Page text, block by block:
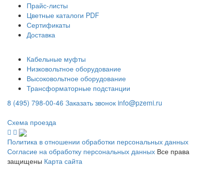
Прайс-листы
Цветные каталоги PDF
Сертификаты
Доставка
Кабельные муфты
Низковольтное оборудование
Высоковольтное оборудование
Трансформаторные подстанции
8 (495) 798-00-46 Заказать звонок info@pzemi.ru
Схема проезда
Политика в отношении обработки персональных данных
Согласие на обработку персональных данных Все права
защищены Карта сайта